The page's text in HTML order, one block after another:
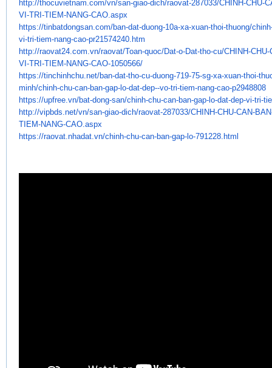
http://thocuvietnam.com/vn/san-giao-dich/raovat-287033/CHINH-CHU-
VI-TRI-TIEM-NANG-CAO.aspx
https://tinbatdongsan.com/ban-dat-duong-10a-xa-xuan-thoi-thuong/
vi-tri-tiem-nang-cao-pr21574240.htm
http://raovat24.com.vn/raovat/Toan-quoc/Dat-o-Dat-tho-cu/CHINH-
VI-TRI-TIEM-NANG-CAO-1050566/
https://tinchinhchu.net/ban-dat-tho-cu-duong-719-75-sg-xa-xuan-thoi-
minh/chinh-chu-can-ban-gap-lo-dat-dep--vo-tri-tiem-nang-cao-p2948808
https://upfree.vn/bat-dong-san/chinh-chu-can-ban-gap-lo-dat-dep-vi-tri-
http://vipbds.net/vn/san-giao-dich/raovat-287033/CHINH-CHU-CAN-
TIEM-NANG-CAO.aspx
https://raovat.nhadat.vn/chinh-chu-can-ban-gap-lo-791228.html